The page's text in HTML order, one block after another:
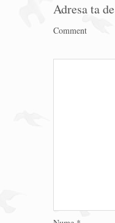
Adresa ta
Comment